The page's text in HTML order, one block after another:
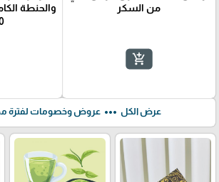
من السكر
add_shopping_cart
والحنطة
عرض الكل more_horiz عروض وخصومات لفترة